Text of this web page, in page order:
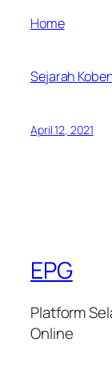
Home
Sejarah
April 12, 2021
EPG
Platform
Online